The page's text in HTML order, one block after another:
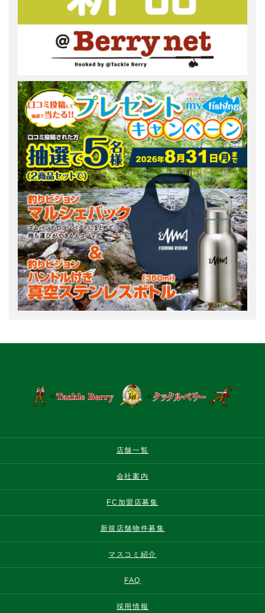
店舗一覧
会社案内
FC加盟店募集
新規店舗物件募集
マスコミ紹介
FAQ
採用情報